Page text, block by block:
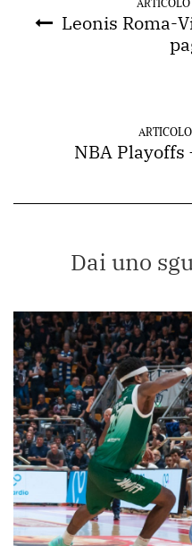
Leonis Roma-
NBA Playoffs
Dai uno